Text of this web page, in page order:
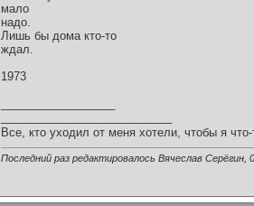
мало
надо.
Лишь бы дома кто-то
ждал.
1973
Все, кто уходил от меня хотели, чтобы я
Последний раз редактировалось Вячеслав Серёгин,